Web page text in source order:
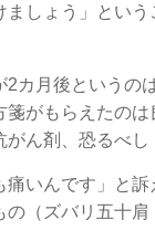
ましょう」とい
2カ月後というの
箋がもらえたの
ん剤、恐るべし
痛いんです」と
（ズバリ五十